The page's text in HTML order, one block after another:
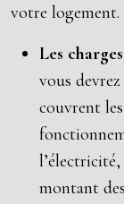
votre logement.
Les
vous
couvrent
l’électricité,
montant